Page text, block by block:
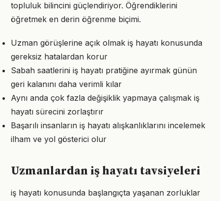
topluluk bilincini güçlendiriyor. Öğrendiklerini
öğretmek en derin öğrenme biçimi.
Uzman görüşlerine açık olmak iş hayatı konusunda
gereksiz hatalardan korur
Sabah saatlerini iş hayatı pratiğine ayırmak günün
geri kalanını daha verimli kılar
Aynı anda çok fazla değişiklik yapmaya çalışmak iş
hayatı sürecini zorlaştırır
Başarılı insanların iş hayatı alışkanlıklarını incelemek
ilham ve yol gösterici olur
Uzmanlardan iş hayatı tavsiyeleri
iş hayatı konusunda başlangıçta yaşanan zorluklar